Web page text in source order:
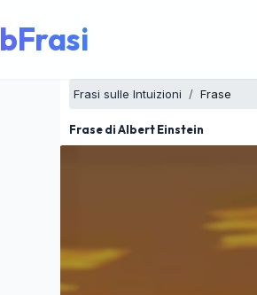
bFrasi
Frasi sulle Intuizioni Frase
Frase di Albert Einstein